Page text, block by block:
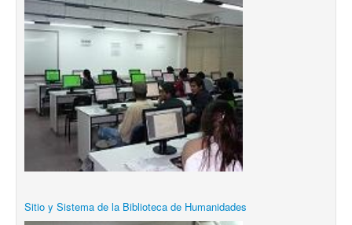
Sitio y Sistema de la Biblioteca de Humanidades